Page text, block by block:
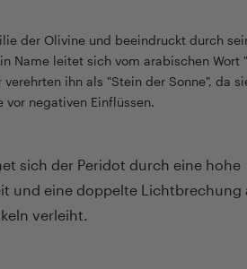
der Olivine und beeindruckt durch
Name leitet sich vom arabischen Wort
ihn als "Stein der Sonne", da
vor negativen Einflüssen.
sich der Peridot durch eine hohe
und eine doppelte Lichtbrechung
verleiht.